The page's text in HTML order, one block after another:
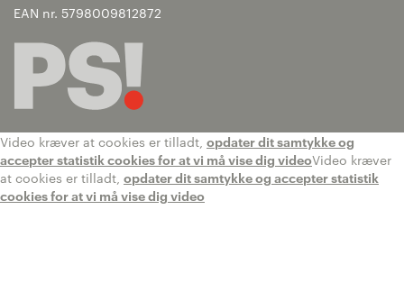
EAN nr. 5798009812872
Video kræver at cookies er tilladt, opdater dit samtykke og
accepter statistik cookies for at vi må vise dig videoVideo kræver
at cookies er tilladt, opdater dit samtykke og accepter statistik
cookies for at vi må vise dig video